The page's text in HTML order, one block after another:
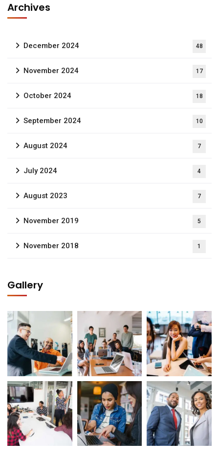
Archives
December 2024 48
November 2024 17
October 2024 18
September 2024 10
August 2024 7
July 2024 4
August 2023 7
November 2019 5
November 2018 1
Gallery